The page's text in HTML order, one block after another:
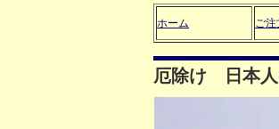
ホーム ご
厄除け 日本